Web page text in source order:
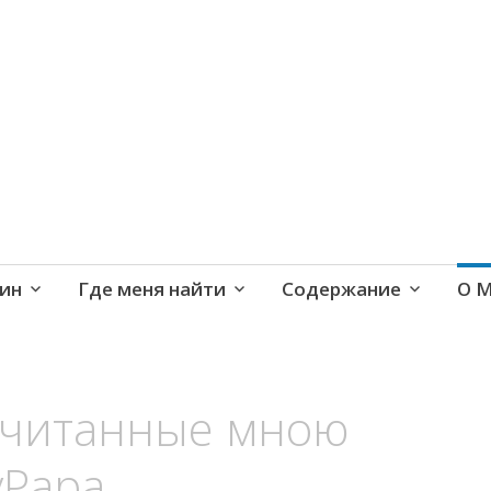
Где меня найти Содержание О
мною